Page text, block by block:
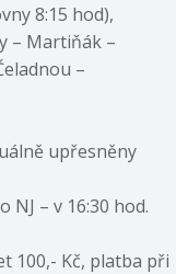
8:15 hod),
– Martiňák –
–
upřesněny
NJ – v 16:30 hod.
100,- Kč, platba při